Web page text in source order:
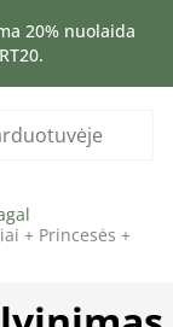
20% nuolaida
+ Princesės +